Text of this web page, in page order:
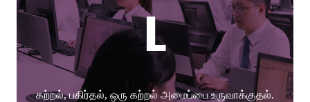
L
கற்றல், பகிர்தல், ஒரு கற்றல் அமைப்பை உருவாக்குதல்.